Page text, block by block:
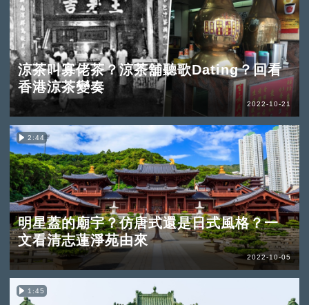
涼茶叫寡佬茶？涼茶舖聽歌Dating？回看
香港涼茶變奏
2022-10-21
2:44
明星蓋的廟宇？仿唐式還是日式風格？一
文看清志蓮淨苑由來
2022-10-05
1:45